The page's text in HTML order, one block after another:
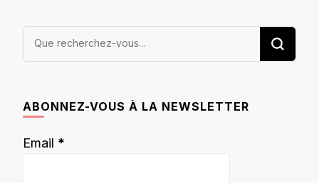
Vous
ABONNEZ-VOUS À LA NEWSLETTER
Email *